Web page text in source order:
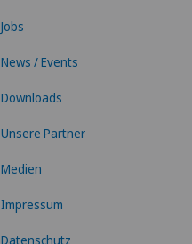
Jobs
News / Events
Downloads
Unsere Partner
Medien
Impressum
Datenschutz